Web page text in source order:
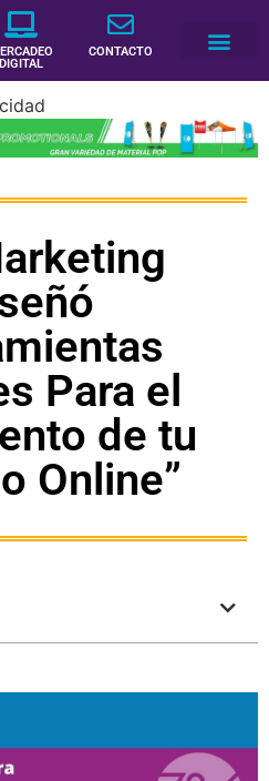
DIGITAL
CONTACTO
Para el
de tu
Online”